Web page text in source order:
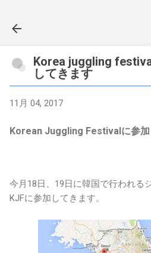
Korea juggling
してきます
11月 04, 2017
Korean Juggling Festivalに参加
今月18日、19日に韓国で行われる
KJFに参加してきます。